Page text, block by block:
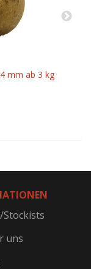
mm ab 3 kg
uns